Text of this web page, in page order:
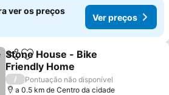
ver os preços
Ver preços
PartilharAdicionar aos favoritos
Stone House - Bike
Friendly Home
/
Pontuação não disponível
a 0.5 km de Centro da cidade